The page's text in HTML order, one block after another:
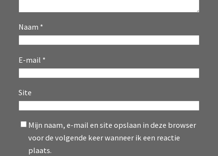
Naam *
E-mail *
Site
Mijn naam, e-mail en site opslaan in deze browser
voor de volgende keer wanneer ik een reactie
plaats.